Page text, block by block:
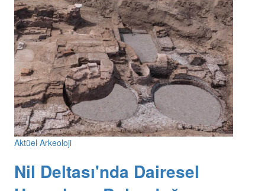
Aktüel Arkeoloji
Nil Deltası'nda Dairesel